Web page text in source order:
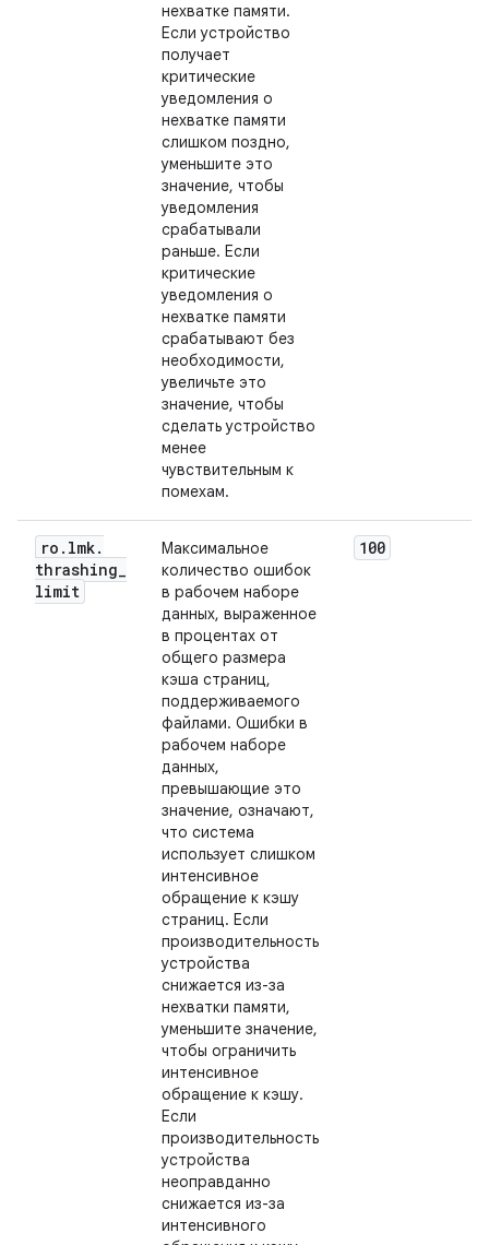
нехватке памяти.
Если устройство
получает
критические
уведомления о
нехватке памяти
слишком поздно,
уменьшите это
значение, чтобы
уведомления
срабатывали
раньше. Если
критические
уведомления о
нехватке памяти
срабатывают без
необходимости,
увеличьте это
значение, чтобы
сделать устройство
менее
чувствительным к
помехам.
ro . lmk.
thrashing_
limit
Максимальное
количество ошибок
в рабочем наборе
данных, выраженное
в процентах от
общего размера
кэша страниц,
поддерживаемого
файлами. Ошибки в
рабочем наборе
данных,
превышающие это
значение, означают,
что система
использует слишком
интенсивное
обращение к кэшу
страниц. Если
производительность
устройства
снижается из-за
нехватки памяти,
уменьшите значение,
чтобы ограничить
интенсивное
обращение к кэшу.
Если
производительность
устройства
неоправданно
снижается из-за
интенсивного
100